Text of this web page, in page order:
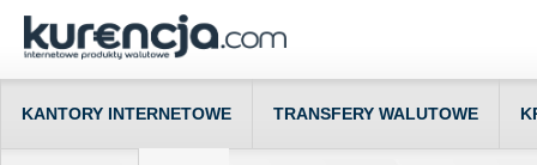
KANTORY INTERNETOWE TRANSFERY WALUTOWE